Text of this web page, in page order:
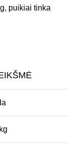
puikiai tinka